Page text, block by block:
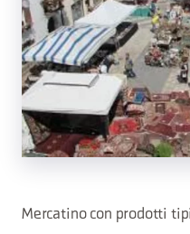
Mercatino con prodotti